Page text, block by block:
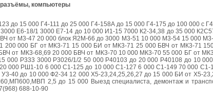
разъёмы, компьютеры
до 15 000 Г4-111 до 25 000 Г4-158А до 15 000 Г4-175 до 100 000 с
Е6-18/1 3000 Е7-14 до 10 000 И1-15 7000 К2-34,38 до 35 000
от М3-47 20 000 блок Я2М-66 до 3000 М3-51 10 000 М3-54 15 000
000 БГ от МК3-71 15 000 БИ от МК3-71 25 000 БВЧ от МК3-71
от МК3-68,69 20 000 БВЧ от МК3-70 10 000 МК3-70 55 000 БГ от
000 Р333 3000 Р3026/1/2 50 000 Р40103 до 20 000 Р40108 до 10
000 РШ1-10 6 000 С1-125 до 10 000 С1-127 6 000 С1-149 70 000 С1-
40 до 10 000 Ф2-34 12 000 Х5-23,24,25,26,27 до 15 000 БИ от Х5-
2,5 до 15 000 Выезд специалиста, демонтаж и
688-10-90